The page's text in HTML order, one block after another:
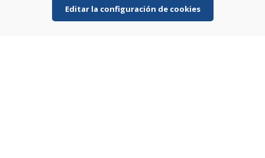
Envío y pago
Editar la configuración de cookies